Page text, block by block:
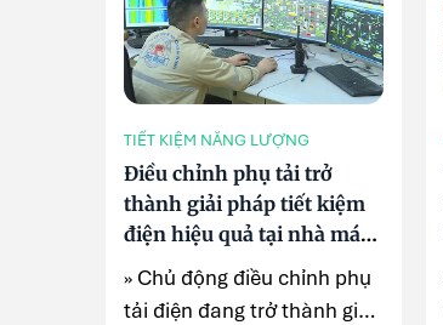
TIẾT KIỆM NĂNG LƯỢNG
Điều chỉnh phụ tải trở
thành giải pháp tiết kiệm
điện hiệu quả tại nhà máy
xi măng
» Chủ động điều chỉnh phụ
tải điện đang trở thành giải